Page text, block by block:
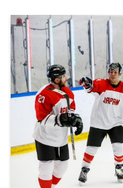
ml_191212_149.jpg